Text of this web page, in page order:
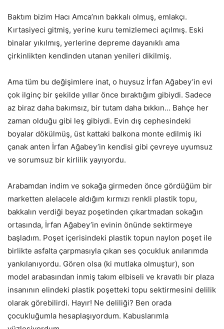
Baktım bizim Hacı Amca’nın bakkalı olmuş, emlakçı.
Kırtasiyeci gitmiş, yerine kuru temizlemeci açılmış. Eski
binalar yıkılmış, yerlerine depreme dayanıklı ama
çirkinlikten kendinden utanan yenileri dikilmiş.
Ama tüm bu değişimlere inat, o huysuz İrfan Ağabey’in evi
çok ilginç bir şekilde yıllar önce bıraktığım gibiydi. Sadece
az biraz daha bakımsız, bir tutam daha bıkkın… Bahçe her
zaman olduğu gibi leş gibiydi. Evin dış cephesindeki
boyalar dökülmüş, üst kattaki balkona monte edilmiş iki
çanak anten İrfan Ağabey’in kendisi gibi çevreye uyumsuz
ve sorumsuz bir kirlilik yayıyordu.
Arabamdan indim ve sokağa girmeden önce gördüğüm bir
marketten alelacele aldığım kırmızı renkli plastik topu,
bakkalın verdiği beyaz poşetinden çıkartmadan sokağın
ortasında, İrfan Ağabey’in evinin önünde sektirmeye
başladım. Poşet içerisindeki plastik topun naylon poşet ile
birlikte asfalta çarpmasıyla çıkan ses çocukluk anılarımda
yankılanıyordu. Gören olsa (ki mutlaka olmuştur), son
model arabasından inmiş takım elbiseli ve kravatlı bir plaza
insanının elindeki plastik poşetteki topu sektirmesini delilik
olarak görebilirdi. Hayır! Ne deliliği? Ben orada
çocukluğumla hesaplaşıyordum. Kabuslarımla